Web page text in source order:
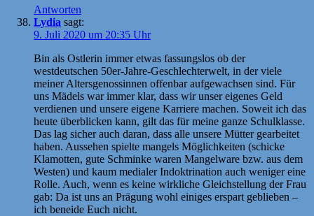
Antworten
Lydia sagt:
9. Juli 2020 um 20:35 Uhr
Bin als Ostlerin immer etwas fassungslos ob der
westdeutschen 50er-Jahre-Geschlechterwelt, in der viele
meiner Altersgenossinnen offenbar aufgewachsen sind. Für
uns Mädels war immer klar, dass wir unser eigenes Geld
verdienen und unsere eigene Karriere machen. Soweit ich das
heute überblicken kann, gilt das für meine ganze Schulklasse.
Das lag sicher auch daran, dass alle unsere Mütter gearbeitet
haben. Aussehen spielte mangels Möglichkeiten (schicke
Klamotten, gute Schminke waren Mangelware bzw. aus dem
Westen) und kaum medialer Indoktrination auch weniger eine
Rolle. Auch, wenn es keine wirkliche Gleichstellung der Frau
gab: Da ist uns an Prägung wohl einiges erspart geblieben –
ich beneide Euch nicht.